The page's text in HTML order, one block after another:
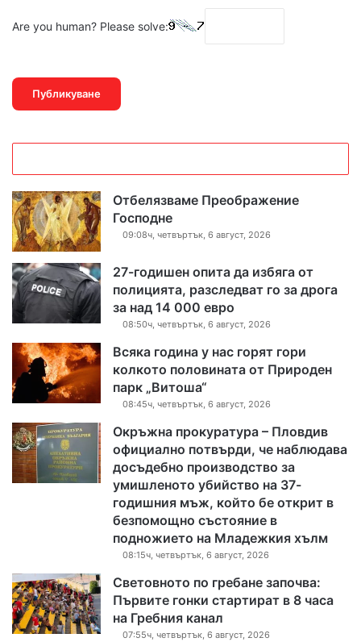
Are you human? Please solve:
Отбелязваме Преображение
Господне
09:08ч, четвъртък, 6 август, 2026
27-годишен опита да избяга от
полицията, разследват го за дрога
за над 14 000 евро
08:50ч, четвъртък, 6 август, 2026
Всяка година у нас горят гори
колкото половината от Природен
парк „Витоша“
08:45ч, четвъртък, 6 август, 2026
Окръжна прокуратура – Пловдив
официално потвърди, че наблюдава
досъдебно производство за
умишленото убийство на 37-
годишния мъж, който бе открит в
безпомощно състояние в
подножието на Младежкия хълм
08:15ч, четвъртък, 6 август, 2026
Световното по гребане започва:
Първите гонки стартират в 8 часа
на Гребния канал
07:55ч, четвъртък, 6 август, 2026